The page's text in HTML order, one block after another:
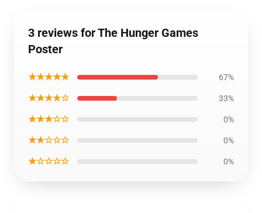
3 reviews for The Hunger Games
Poster
★★★★★ 67%
★★★★☆ 33%
★★★☆☆ 0%
★★☆☆☆ 0%
★☆☆☆☆ 0%